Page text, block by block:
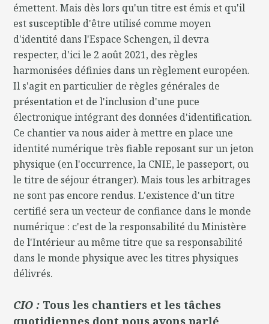
émettent. Mais dès lors qu'un titre est émis et qu'il
est susceptible d'être utilisé comme moyen
d'identité dans l'Espace Schengen, il devra
respecter, d'ici le 2 août 2021, des règles
harmonisées définies dans un règlement européen.
Il s'agit en particulier de règles générales de
présentation et de l'inclusion d'une puce
électronique intégrant des données d'identification.
Ce chantier va nous aider à mettre en place une
identité numérique très fiable reposant sur un jeton
physique (en l'occurrence, la CNIE, le passeport, ou
le titre de séjour étranger). Mais tous les arbitrages
ne sont pas encore rendus. L'existence d'un titre
certifié sera un vecteur de confiance dans le monde
numérique : c'est de la responsabilité du Ministère
de l'Intérieur au même titre que sa responsabilité
dans le monde physique avec les titres physiques
délivrés.
CIO : Tous les chantiers et les tâches
quotidiennes dont nous avons parlé